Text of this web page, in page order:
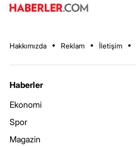
Hakkımızda Reklam İletişim
Haberler
Ekonomi
Spor
Magazin